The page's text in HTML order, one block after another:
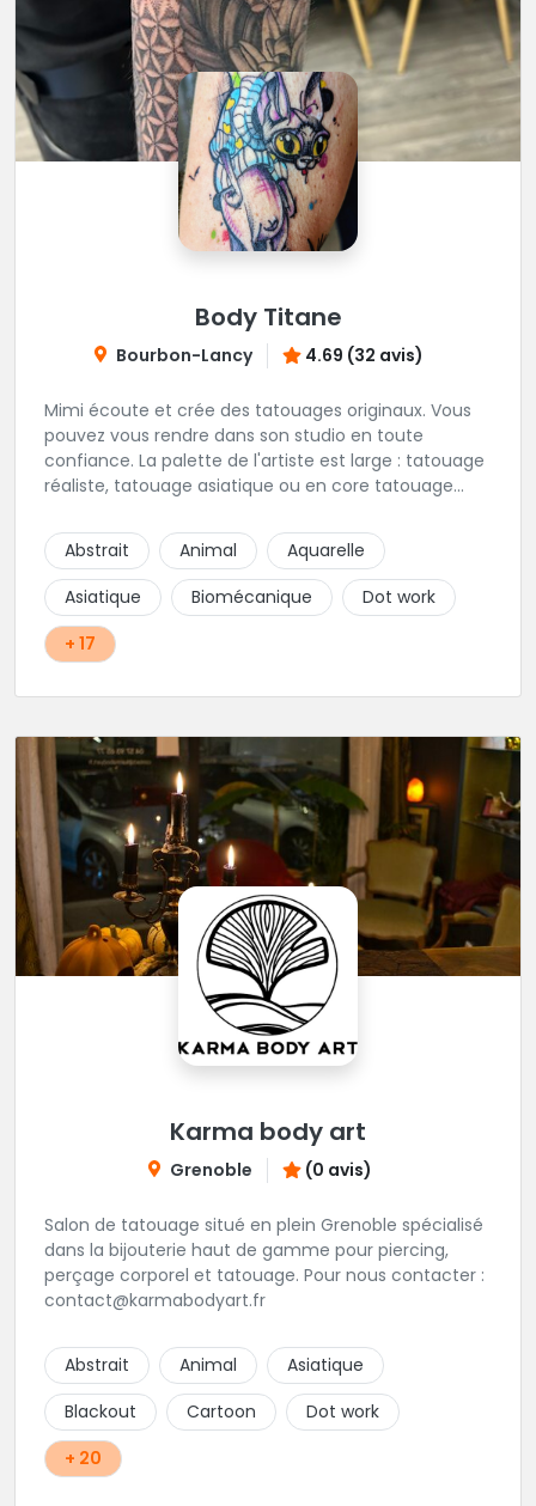
Body Titane
Bourbon-Lancy 4.69 (32 avis)
Mimi écoute et crée des tatouages originaux. Vous
pouvez vous rendre dans son studio en toute
confiance. La palette de l'artiste est large : tatouage
réaliste, tatouage asiatique ou en core tatouage
construire un projet qui vous ressemble.
Abstrait Animal
Aquarelle
Asiatique
Biomécanique
Dot work
+ 17
Karma body art
Grenoble (0 avis)
Salon de tatouage situé en plein Grenoble spécialisé
dans la bijouterie haut de gamme pour piercing,
perçage corporel et tatouage. Pour nous contacter :
contact@karmabodyart.fr
Abstrait Animal
Asiatique
Blackout
Cartoon
Dot work
+ 20